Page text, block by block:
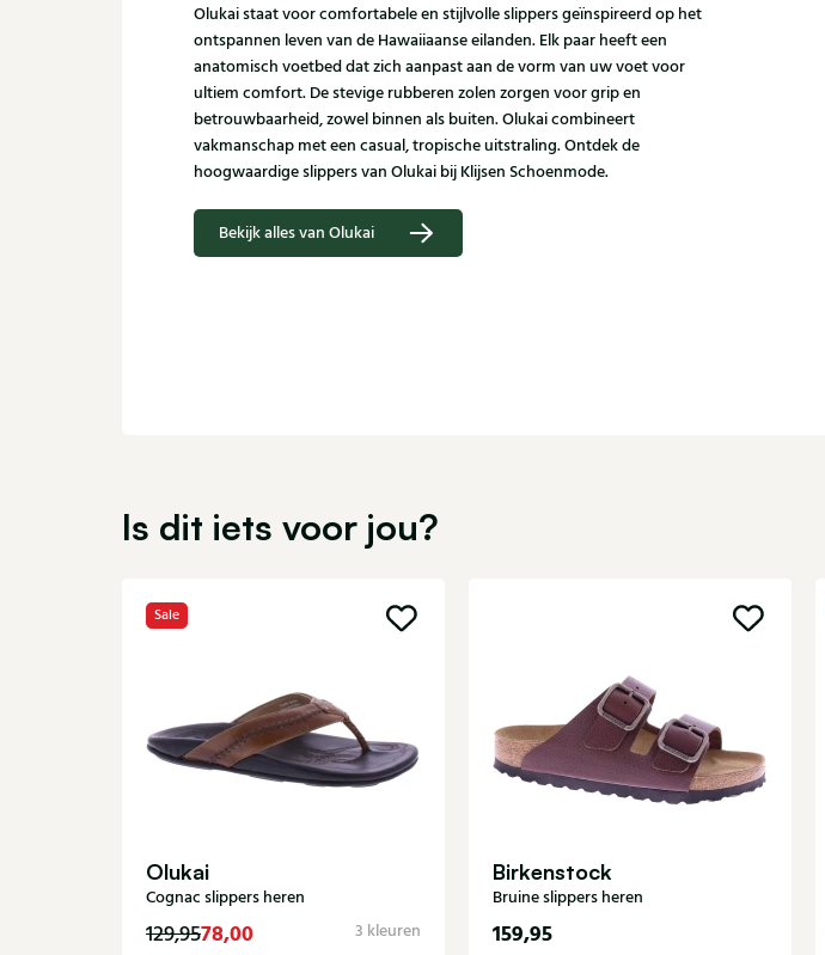
Olukai staat voor comfortabele en stijlvolle slippers geïnspireerd op het
ontspannen leven van de Hawaiiaanse eilanden. Elk paar heeft een
anatomisch voetbed dat zich aanpast aan de vorm van uw voet voor
ultiem comfort. De stevige rubberen zolen zorgen voor grip en
betrouwbaarheid, zowel binnen als buiten. Olukai combineert
vakmanschap met een casual, tropische uitstraling. Ontdek de
hoogwaardige slippers van Olukai bij Klijsen Schoenmode.
Bekijk alles van Olukai
Is dit iets voor jou?
Sale
Olukai
Cognac slippers heren
129,9578,00 3 kleuren
Birkenstock
Bruine slippers heren
159,95